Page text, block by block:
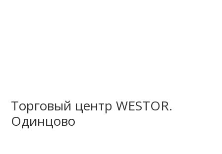
Торговый центр WESTOR.
Одинцово